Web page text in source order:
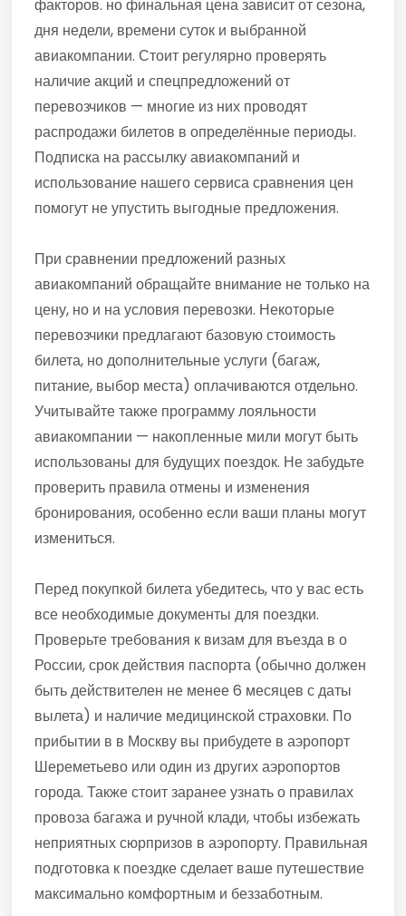
факторов. но финальная цена зависит от сезона,
дня недели, времени суток и выбранной
авиакомпании. Стоит регулярно проверять
наличие акций и спецпредложений от
перевозчиков — многие из них проводят
распродажи билетов в определённые периоды.
Подписка на рассылку авиакомпаний и
использование нашего сервиса сравнения цен
помогут не упустить выгодные предложения.
При сравнении предложений разных
авиакомпаний обращайте внимание не только на
цену, но и на условия перевозки. Некоторые
перевозчики предлагают базовую стоимость
билета, но дополнительные услуги (багаж,
питание, выбор места) оплачиваются отдельно.
Учитывайте также программу лояльности
авиакомпании — накопленные мили могут быть
использованы для будущих поездок. Не забудьте
проверить правила отмены и изменения
бронирования, особенно если ваши планы могут
измениться.
Перед покупкой билета убедитесь, что у вас есть
все необходимые документы для поездки.
Проверьте требования к визам для въезда в о
России, срок действия паспорта (обычно должен
быть действителен не менее 6 месяцев с даты
вылета) и наличие медицинской страховки. По
прибытии в в Москву вы прибудете в аэропорт
Шереметьево или один из других аэропортов
города. Также стоит заранее узнать о правилах
провоза багажа и ручной клади, чтобы избежать
неприятных сюрпризов в аэропорту. Правильная
подготовка к поездке сделает ваше путешествие
максимально комфортным и беззаботным.